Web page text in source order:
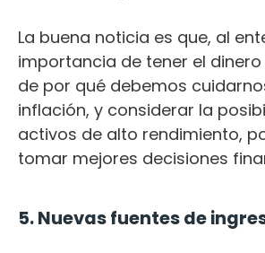
La buena noticia es que, al
importancia de tener el
de por qué debemos
inflación, y considerar la
activos de alto rendimiento,
tomar mejores decisiones
5. Nuevas fuentes de